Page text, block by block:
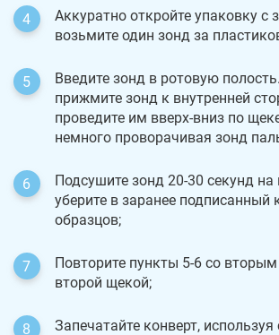
Аккуратно откройте упаковку с
возьмите один зонд за
Введите зонд в ротовую
прижмите зонд к внутренней
проведите им вверх-вниз по
немного проворачивая зонд
Подсушите зонд 20-30 секунд на
уберите в заранее подписанный
образцов;
Повторите пункты 5-6 со
второй щекой;
Запечатайте конверт,